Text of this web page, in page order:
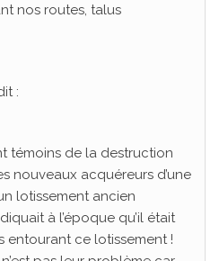
nos routes, talus
:
témoins de la destruction
nouveaux acquéreurs d’une
lotissement ancien
à l’époque qu’il était
entourant ce lotissement !